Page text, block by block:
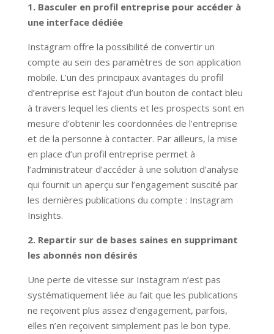
1. Basculer en profil entreprise pour accéder à
une interface dédiée
Instagram offre la possibilité de convertir un
compte au sein des paramètres de son application
mobile. L’un des principaux avantages du profil
d’entreprise est l’ajout d’un bouton de contact bleu
à travers lequel les clients et les prospects sont en
mesure d’obtenir les coordonnées de l’entreprise
et de la personne à contacter. Par ailleurs, la mise
en place d’un profil entreprise permet à
l’administrateur d’accéder à une solution d’analyse
qui fournit un aperçu sur l’engagement suscité par
les dernières publications du compte : Instagram
Insights.
2. Repartir sur de bases saines en supprimant
les abonnés non désirés
Une perte de vitesse sur Instagram n’est pas
systématiquement liée au fait que les publications
ne reçoivent plus assez d’engagement, parfois,
elles n’en reçoivent simplement pas le bon type.